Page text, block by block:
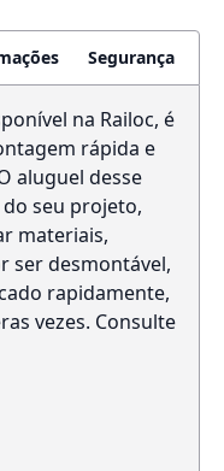
Segurança
na Railoc, é
rápida e
aluguel desse
seu projeto,
materiais,
ser desmontável,
rapidamente,
vezes. Consulte